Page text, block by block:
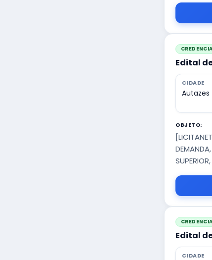
Edital
CIDADE
Autazes
OBJETO:
Edital
CIDADE